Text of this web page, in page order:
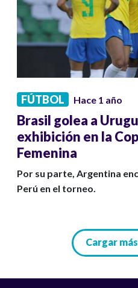
FÚTBOL Hace 1 año
Brasil golea a
exhibición en la
Femenina
Por su parte, Argentina
Perú en el torneo.
Cargar